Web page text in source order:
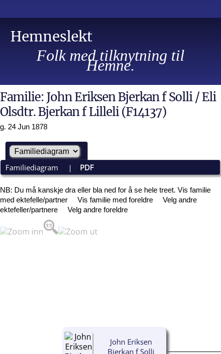
Hemneslekt
Folk med tilknytning til
Hemne.
Familie: John Eriksen Bjerkan f Solli / Eli
Olsdtr. Bjerkan f Lilleli (F14137)
g. 24 Jun 1878
Familiediagram | PDF
NB: Du må kanskje dra eller bla ned for å se hele treet. Vis familie
med ektefelle/partner
Vis familie med foreldre
Velg andre
ektefeller/partnere
Velg andre foreldre
John Eriksen
Bjerkan f Solli